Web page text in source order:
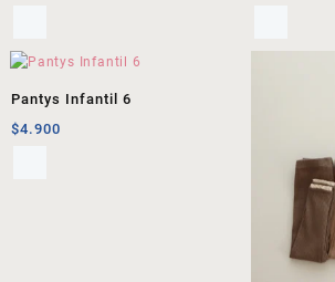
Pantys Infantil 6
$4.900